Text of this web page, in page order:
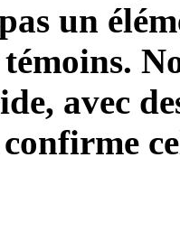
un
avec